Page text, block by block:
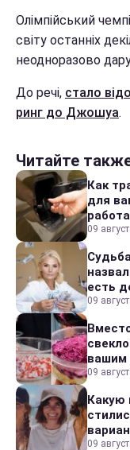
Олімпійський
світу останніх
неодноразово
До речі, стало
ринг до Джошуа.
Читайте
Как
для
09
есть
09
09
Какую
09